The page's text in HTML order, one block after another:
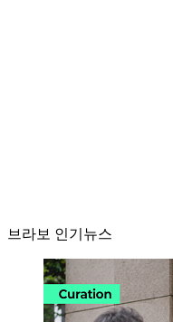
브라보 인기뉴스